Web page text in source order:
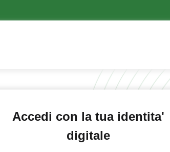
Accedi con la tua identita'
digitale